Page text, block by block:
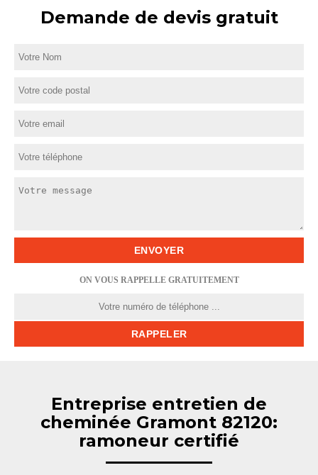
Demande de devis gratuit
ON VOUS RAPPELLE GRATUITEMENT
Entreprise entretien de
cheminée Gramont 82120:
ramoneur certifié